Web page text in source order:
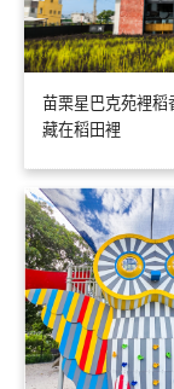
苗栗星巴克苑裡稻
藏在稻田裡